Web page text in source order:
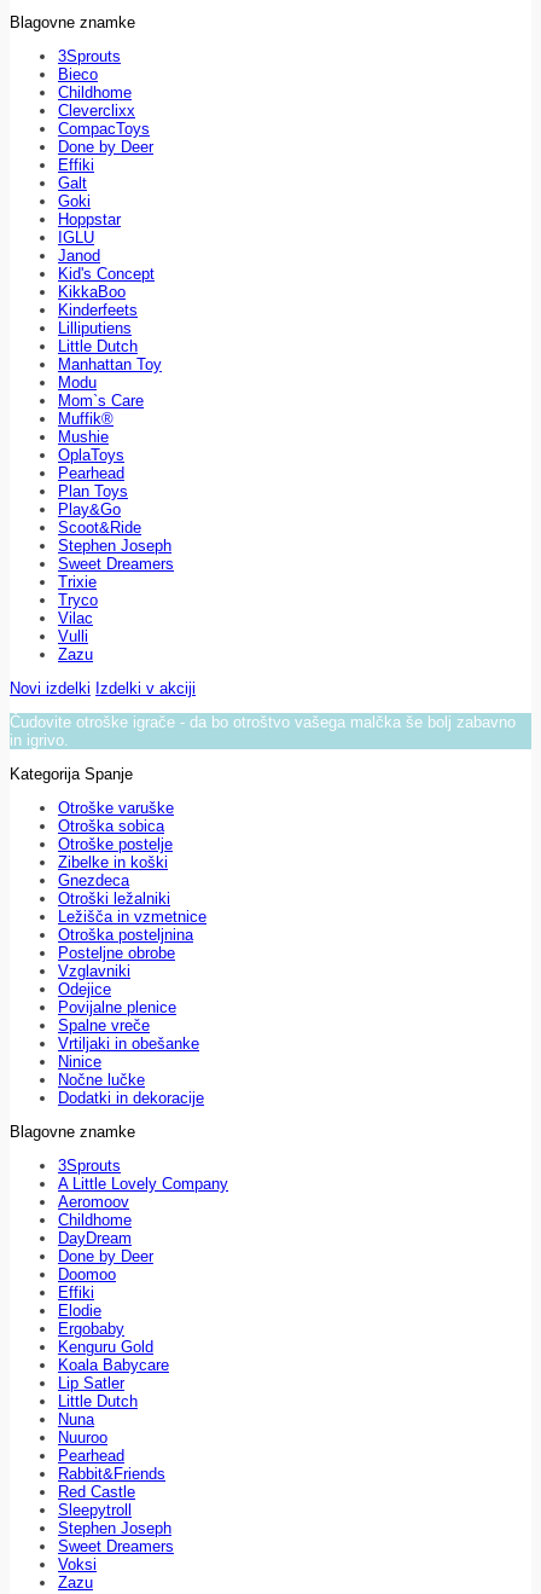
Blagovne znamke
3Sprouts
Bieco
Childhome
Cleverclixx
CompacToys
Done by Deer
Effiki
Galt
Goki
Hoppstar
IGLU
Janod
Kid's Concept
KikkaBoo
Kinderfeets
Lilliputiens
Little Dutch
Manhattan Toy
Modu
Mom`s Care
Muffik®
Mushie
OplaToys
Pearhead
Plan Toys
Play&Go
Scoot&Ride
Stephen Joseph
Sweet Dreamers
Trixie
Tryco
Vilac
Vulli
Zazu
Novi izdelki Izdelki v akciji
Čudovite otroške igrače - da bo otroštvo vašega malčka še bolj zabavno
in igrivo.
Kategorija Spanje
Otroške varuške
Otroška sobica
Otroške postelje
Zibelke in koški
Gnezdeca
Otroški ležalniki
Ležišča in vzmetnice
Otroška posteljnina
Posteljne obrobe
Vzglavniki
Odejice
Povijalne plenice
Spalne vreče
Vrtiljaki in obešanke
Ninice
Nočne lučke
Dodatki in dekoracije
Blagovne znamke
3Sprouts
A Little Lovely Company
Aeromoov
Childhome
DayDream
Done by Deer
Doomoo
Effiki
Elodie
Ergobaby
Kenguru Gold
Koala Babycare
Lip Satler
Little Dutch
Nuna
Nuuroo
Pearhead
Rabbit&Friends
Red Castle
Sleepytroll
Stephen Joseph
Sweet Dreamers
Voksi
Zazu